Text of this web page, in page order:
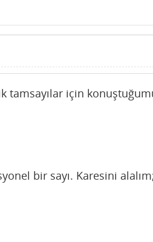
tamsayılar için
bir sayı. Karesini